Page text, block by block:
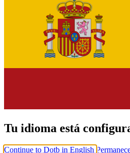
Tu idioma está
Continue to Dotb in English